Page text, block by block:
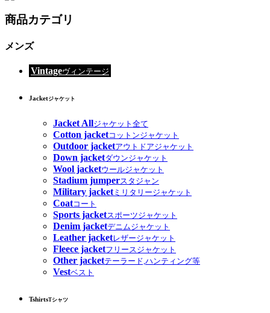
商品カテゴリ
メンズ
Vintageヴィンテージ
Jacketジャケット
Jacket Allジャケット全て
Cotton jacketコットンジャケット
Outdoor jacketアウトドアジャケット
Down jacketダウンジャケット
Wool jacketウールジャケット
Stadium jumperスタジャン
Military jacketミリタリージャケット
Coatコート
Sports jacketスポーツジャケット
Denim jacketデニムジャケット
Leather jacketレザージャケット
Fleece jacketフリースジャケット
Other jacketテーラード,ハンティング等
Vestベスト
TshirtsTシャツ